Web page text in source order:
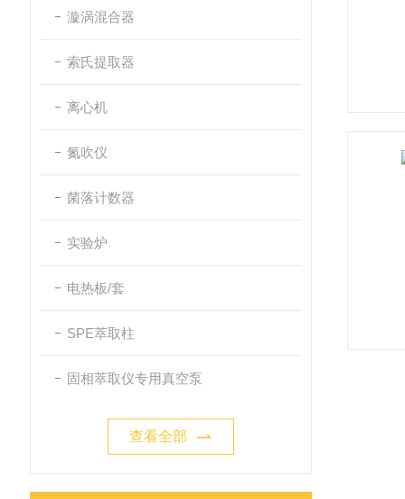
漩涡混合器
索氏提取器
离心机
氮吹仪
菌落计数器
实验炉
电热板/套
SPE萃取柱
固相萃取仪专用真空泵
查看全部